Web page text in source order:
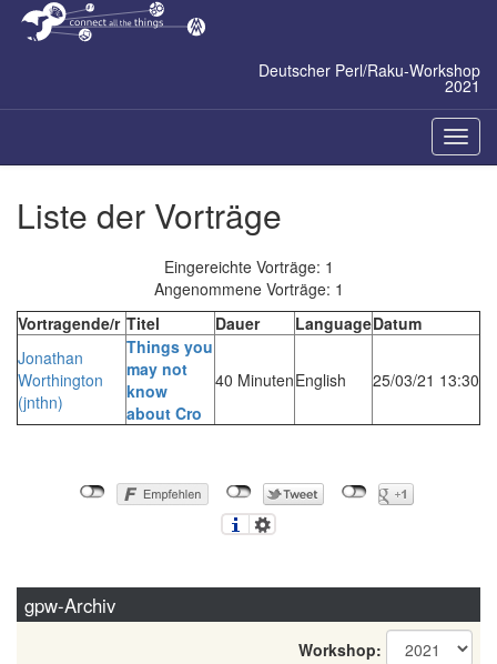
Zum
Inhalt
Deutscher Perl/Raku-Workshop
2021
ein-/
Liste der Vorträge
Eingereichte Vorträge: 1
Angenommene Vorträge: 1
Vortragende/r Titel Dauer LanguageDatum
Jonathan
Worthington
(‎jnthn‎)
‎Things you
may not
know
about Cro‎
40 MinutenEnglish 25/03/21 13:30
gpw-Archiv
Workshop: